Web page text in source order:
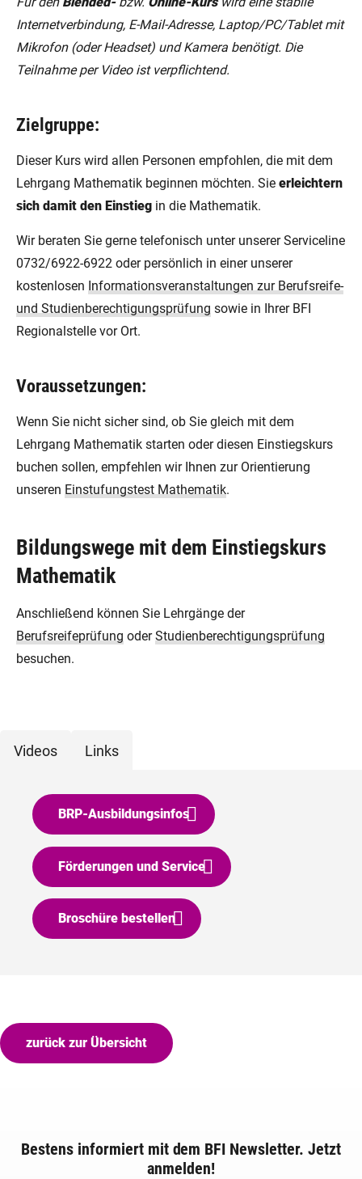
Internetverbindung, E-Mail-Adresse, Laptop/PC/Tablet mit
Mikrofon (oder Headset) und Kamera benötigt. Die
Teilnahme per Video ist verpflichtend.
Zielgruppe:
Dieser Kurs wird allen Personen empfohlen, die mit dem
Lehrgang Mathematik beginnen möchten. Sie erleichtern
sich damit den Einstieg in die Mathematik.
Wir beraten Sie gerne telefonisch unter unserer Serviceline
0732/6922-6922 oder persönlich in einer unserer
kostenlosen Informationsveranstaltungen zur Berufsreife-
und Studienberechtigungsprüfung sowie in Ihrer BFI
Regionalstelle vor Ort.
Voraussetzungen:
Wenn Sie nicht sicher sind, ob Sie gleich mit dem
Lehrgang Mathematik starten oder diesen Einstiegskurs
buchen sollen, empfehlen wir Ihnen zur Orientierung
unseren Einstufungstest Mathematik.
Bildungswege mit dem Einstiegskurs
Mathematik
Anschließend können Sie Lehrgänge der
Berufsreifeprüfung oderStudienberechtigungsprüfung
besuchen.
Videos Links
BRP-Ausbildungsinfos
Förderungen und Service
Broschüre bestellen
zurück zur Übersicht
Bestens informiert mit dem BFI Newsletter. Jetzt
anmelden!